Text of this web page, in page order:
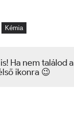
Kémia
Ha nem találod a
ikonra 😉